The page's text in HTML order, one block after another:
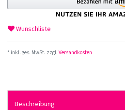
Wunschliste
* inkl. ges. MwSt. zzgl. Versandkosten
Beschreibung